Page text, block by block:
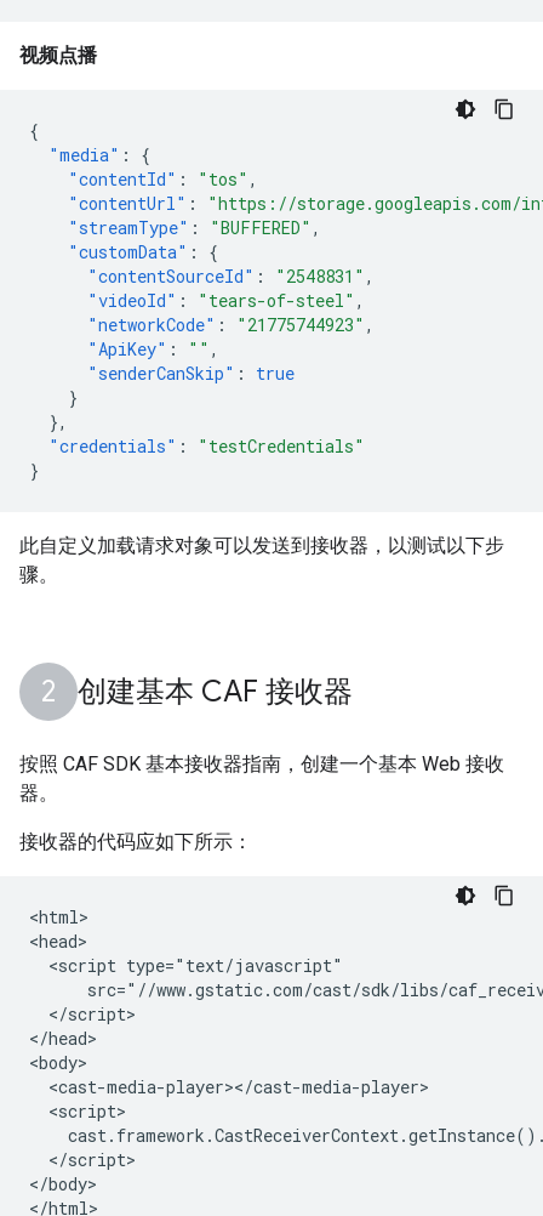
视频点播
{
"media" :
{
"contentId" : "tos" ,
"contentUrl" :
"https://storage.googleapis.com/
"streamType" : "BUFFERED" ,
"customData" :
{
"contentSourceId" : "2548831" ,
"videoId" : "tears-of-steel" ,
"networkCode" : "21775744923" ,
"ApiKey" : "" ,
"senderCanSkip" :
true
}
},
"credentials" :
"testCredentials"
}
此自定义加载请求对象可以发送到接收器，以测试以下步
骤。
创建基本 CAF 接收器
按照 CAF SDK 基本接收器指南，创建一个基本 Web 接收
器。
接收器的代码应如下所示：
<html>
<head>
  <script type="text/javascript"
src="//www.gstatic.com/cast/sdk/libs/
  </script>
</head>
<body>
  <cast-media-player></cast-media-player>
  <script>
  </script>
</body>